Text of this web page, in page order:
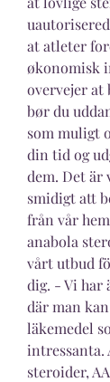
at atleter
økonomisk
overvejer at
bør du
som muligt
din tid og
dem. Det är
smidigt att
från vår
anabola
vårt utbud
dig. - Vi har
där man
läkemedel
intressanta.
steroider,